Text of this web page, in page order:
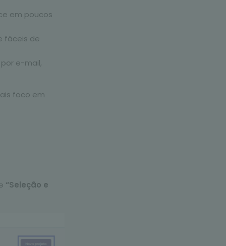
em poucos
fáceis de
e-mail,
foco em
“Seleção e